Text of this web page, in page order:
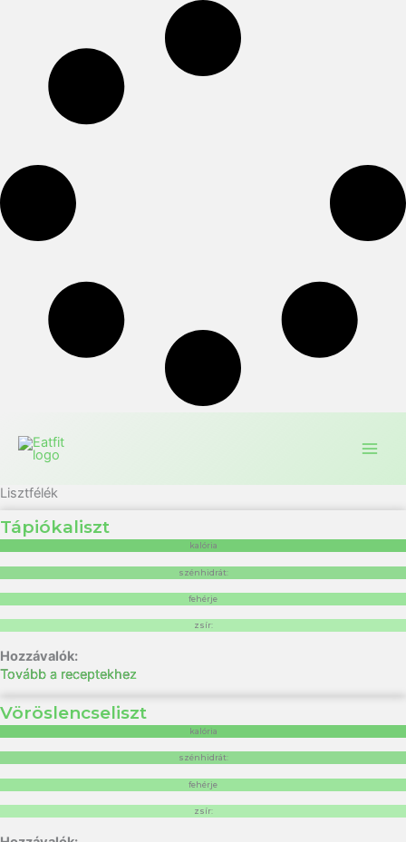
Lisztfélék
Tápiókaliszt
kalória
szénhidrát:
fehérje
zsír:
Tovább a receptekhez
Vöröslencseliszt
kalória
szénhidrát:
fehérje
zsír: